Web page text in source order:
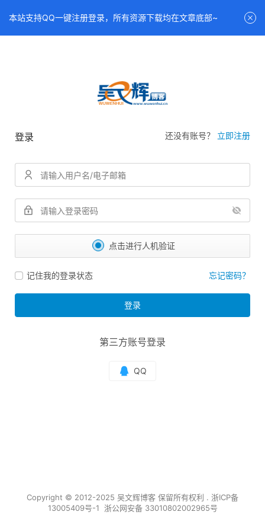
登录 还没有账号？ 立即注册
点击进行人机验证
记住我的登录状态 忘记密码？
登录
第三方账号登录
Copyright © 2012-2025 吴文辉博客 保留所有权利 . 浙ICP备
13005409号-1 浙公网安备 33010802002965号
本站支持QQ一键注册登录，所有资源下载均在文章底部~